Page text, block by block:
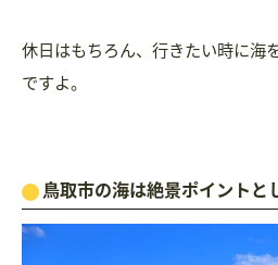
休日はもちろん、行きたい時に海
ですよ。
鳥取市の海は絶景ポイントと